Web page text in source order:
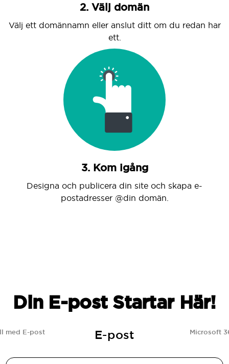
2. Välj domän
Välj ett domännamn eller anslut ditt om du redan har
ett.
3. Kom igång
Designa och publicera din site och skapa e-
postadresser @din domän.
Din E-post Startar Här!
med E-post E-post Microsoft